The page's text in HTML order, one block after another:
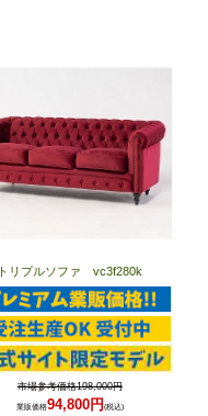
トリプルソファ vc3f280k
市場参考価格198,000円
業販価格94,800円 (税込)